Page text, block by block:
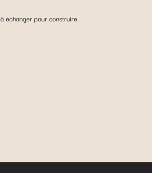
échanger pour construire